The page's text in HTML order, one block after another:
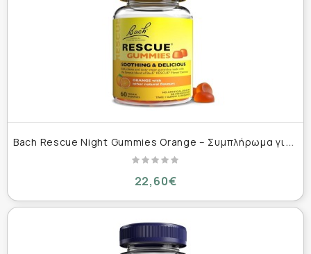
B
ach Rescue Night Gummies Orange – Συμπλήρωμα για Ύπνο & Χαλάρωση 60 Ζελεδάκια
22,60€